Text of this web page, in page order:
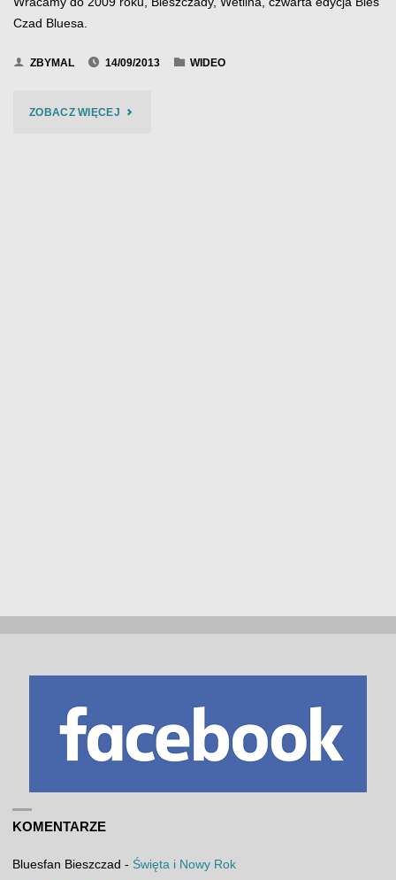
Czad Bluesa.
ZBYMAL 14/09/2013 WIDEO
ZOBACZ WIĘCEJ"BIES
KOMENTARZE
Bluesfan Bieszczad - Święta i Nowy Rok